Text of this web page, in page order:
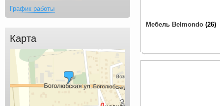
График работы
Карта
Мебель Belmondo 26